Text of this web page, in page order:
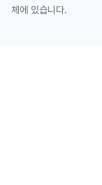
체에 있습니다.